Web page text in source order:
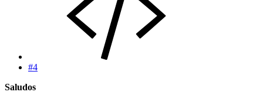
#4
Saludos